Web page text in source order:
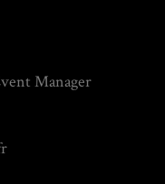
Manager